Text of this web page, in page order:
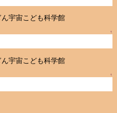
宇宙こども科学館
↑
宇宙こども科学館
↑